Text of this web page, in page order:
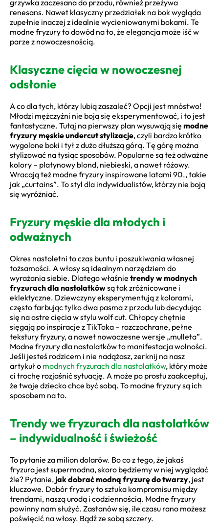
grzywka zaczesana do przodu, również przeżywa
renesans. Nawet klasyczny przedziałek na bok wygląda
zupełnie inaczej z idealnie wycieniowanymi bokami. Te
modne fryzury to dowód na to, że elegancja może iść w
parze z nowoczesnością.
Klasyczne cięcia w nowoczesnej
odsłonie
A co dla tych, którzy lubią zaszaleć? Opcji jest mnóstwo!
Młodzi mężczyźni nie boją się eksperymentować, i to jest
fantastyczne. Tutaj na pierwszy plan wysuwają się modne
fryzury męskie undercut stylizacje, czyli bardzo krótko
wygolone boki i tył z dużo dłuższą górą. Tę górę można
stylizować na tysiąc sposobów. Popularne są też odważne
kolory – platynowy blond, niebieski, a nawet różowy.
Wracają też modne fryzury inspirowane latami 90., takie
jak „curtains”. To styl dla indywidualistów, którzy nie boją
się wyróżniać.
Fryzury męskie dla młodych i
odważnych
Okres nastoletni to czas buntu i poszukiwania własnej
tożsamości. A włosy są idealnym narzędziem do
wyrażania siebie. Dlatego właśnie trendy w modnych
fryzurach dla nastolatkówsą tak zróżnicowane i
eklektyczne. Dziewczyny eksperymentują z kolorami,
często farbując tylko dwa pasma z przodu lub decydując
się na ostre cięcia w stylu wolf cut. Chłopcy chętnie
sięgają po inspiracje z TikToka – rozczochrane, pełne
tekstury fryzury, a nawet nowoczesne wersje „mulleta”.
Modne fryzury dla nastolatków to manifestacja wolności.
Jeśli jesteś rodzicem i nie nadążasz, zerknij na nasz
artykuł o modnych fryzurach dla nastolatków, który może
ci trochę rozjaśnić sytuację. A może po prostu zaakceptuj,
że twoje dziecko chce być sobą. To modne fryzury są ich
sposobem na to.
Trendy we fryzurach dla nastolatków
– indywidualność i świeżość
To pytanie za milion dolarów. Bo co z tego, że jakaś
fryzura jest supermodna, skoro będziemy w niej wyglądać
źle? Pytanie, jak dobrać modną fryzurę do twarzy, jest
kluczowe. Dobór fryzury to sztuka kompromisu między
trendami, naszą urodą i codziennością. Modne fryzury
powinny nam służyć. Zastanów się, ile czasu rano możesz
poświęcić na włosy. Bądź ze sobą szczery.